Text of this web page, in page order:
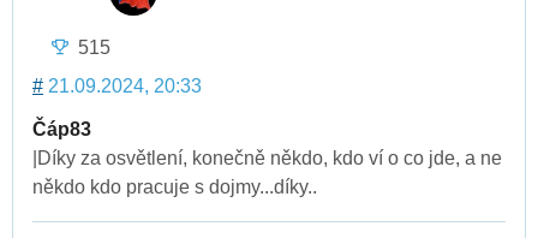
515
# 21.09.2024, 20:33
Čáp83
|Díky za osvětlení, konečně někdo, kdo ví o co jde, a ne
někdo kdo pracuje s dojmy...díky..